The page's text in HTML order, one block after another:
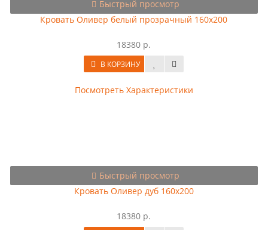
Быстрый просмотр
Кровать Оливер белый прозрачный 160х200
18380 р.
В КОРЗИНУ
Посмотреть Характеристики
Быстрый просмотр
Кровать Оливер дуб 160х200
18380 р.